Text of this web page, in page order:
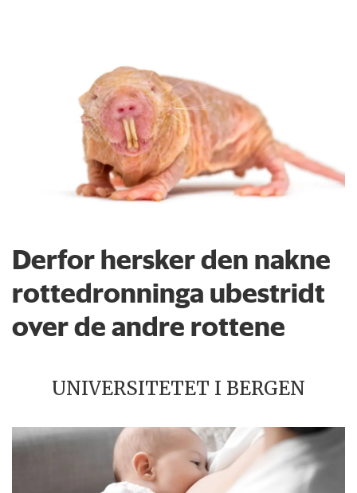
Derfor hersker den nakne
rottedronninga ubestridt
over de andre rottene
UNIVERSITETET I BERGEN